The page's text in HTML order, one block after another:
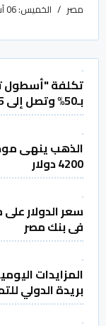
مصر الخميس: 06 آب 2026
تكلفة "أسطول
بـ50% وتصل إلى 275 مليار دولار
4200 دولار
فى بنك مصر
المزايدات
بريدة الدولي